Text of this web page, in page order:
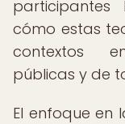
cómo estas
contextos
públicas y de
El enfoque en